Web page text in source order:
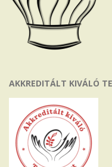
AKKREDITÁLT KIVÁLÓ